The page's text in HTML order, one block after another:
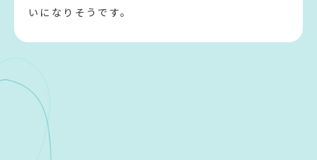
いになりそうです。